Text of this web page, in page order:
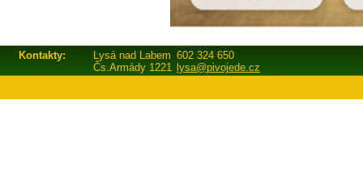
Kontakty: Lysá nad Labem 602 324 650
Čs.Armády 1221 lysa@pivojede.cz